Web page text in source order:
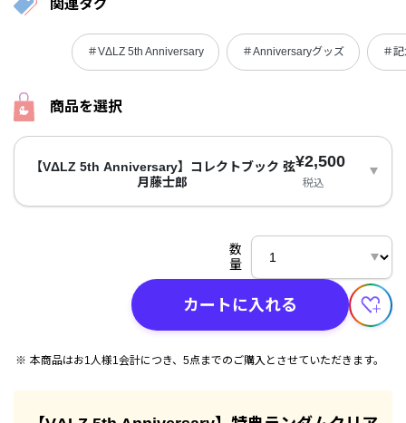
関連タグ
＃VΔLZ 5th Anniversary ＃Anniversaryグッズ ＃
商品を選択
【VΔLZ 5th Anniversary】コレクトブック 弦
月藤士郎
¥2,500
税込
数
量
カートに入れる
本商品はお1人様1会計につき、5点までのご購入とさせていただきます。